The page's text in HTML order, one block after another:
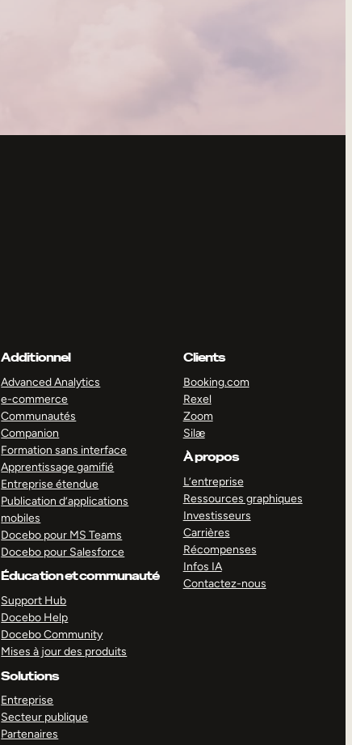
Additionnel
Advanced Analytics
e-commerce
Communautés
Companion
Formation sans interface
Apprentissage gamifié
Entreprise étendue
Publication d’applications
mobiles
Docebo pour MS Teams
Docebo pour Salesforce
Éducation et communauté
Support Hub
Docebo Help
Docebo Community
Mises à jour des produits
Solutions
Entreprise
Secteur publique
Partenaires
Clients
Booking.com
Rexel
Zoom
Silæ
À propos
L’entreprise
Ressources graphiques
Investisseurs
Carrières
Récompenses
Infos IA
Contactez-nous